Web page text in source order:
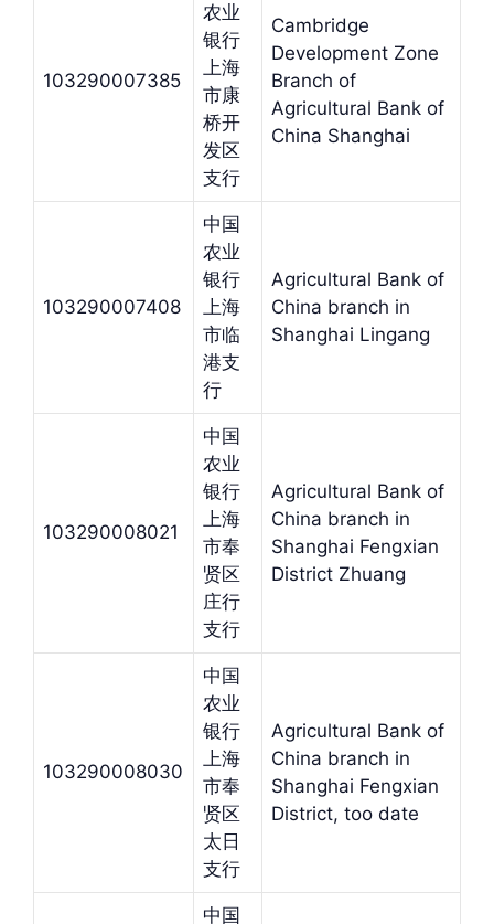
103290007385
农业
银行
上海
市康
桥开
发区
支行
Cambridge
Development Zone
Branch of
Agricultural Bank of
China Shanghai
103290007408
中国
农业
银行
上海
市临
港支
行
Agricultural Bank of
China branch in
Shanghai Lingang
103290008021
中国
农业
银行
上海
市奉
贤区
庄行
支行
Agricultural Bank of
China branch in
Shanghai Fengxian
District Zhuang
103290008030
中国
农业
银行
上海
市奉
贤区
太日
支行
Agricultural Bank of
China branch in
Shanghai Fengxian
District, too date
中国